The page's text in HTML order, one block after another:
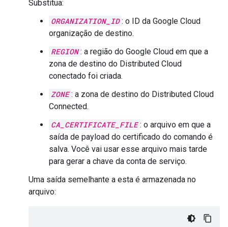
Substitua:
ORGANIZATION_ID : o ID da Google Cloud
organização de destino.
REGION : a região do Google Cloud em que a
zona de destino do Distributed Cloud
conectado foi criada.
ZONE : a zona de destino do Distributed Cloud
Connected.
CA_CERTIFICATE_FILE : o arquivo em que a
saída de payload do certificado do comando é
salva. Você vai usar esse arquivo mais tarde
para gerar a chave da conta de serviço.
Uma saída semelhante a esta é armazenada no
arquivo: